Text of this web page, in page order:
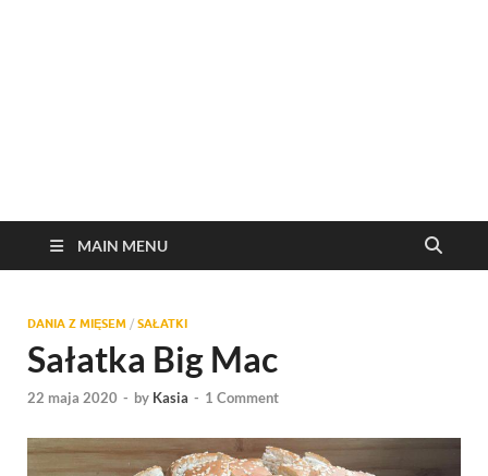
MAIN MENU
DANIA Z MIĘSEM / SAŁATKI
Sałatka Big Mac
22 maja 2020 - by Kasia - 1 Comment